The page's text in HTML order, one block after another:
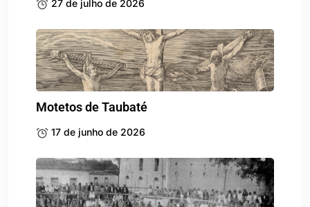
27 de julho de 2026
Motetos de Taubaté
17 de junho de 2026